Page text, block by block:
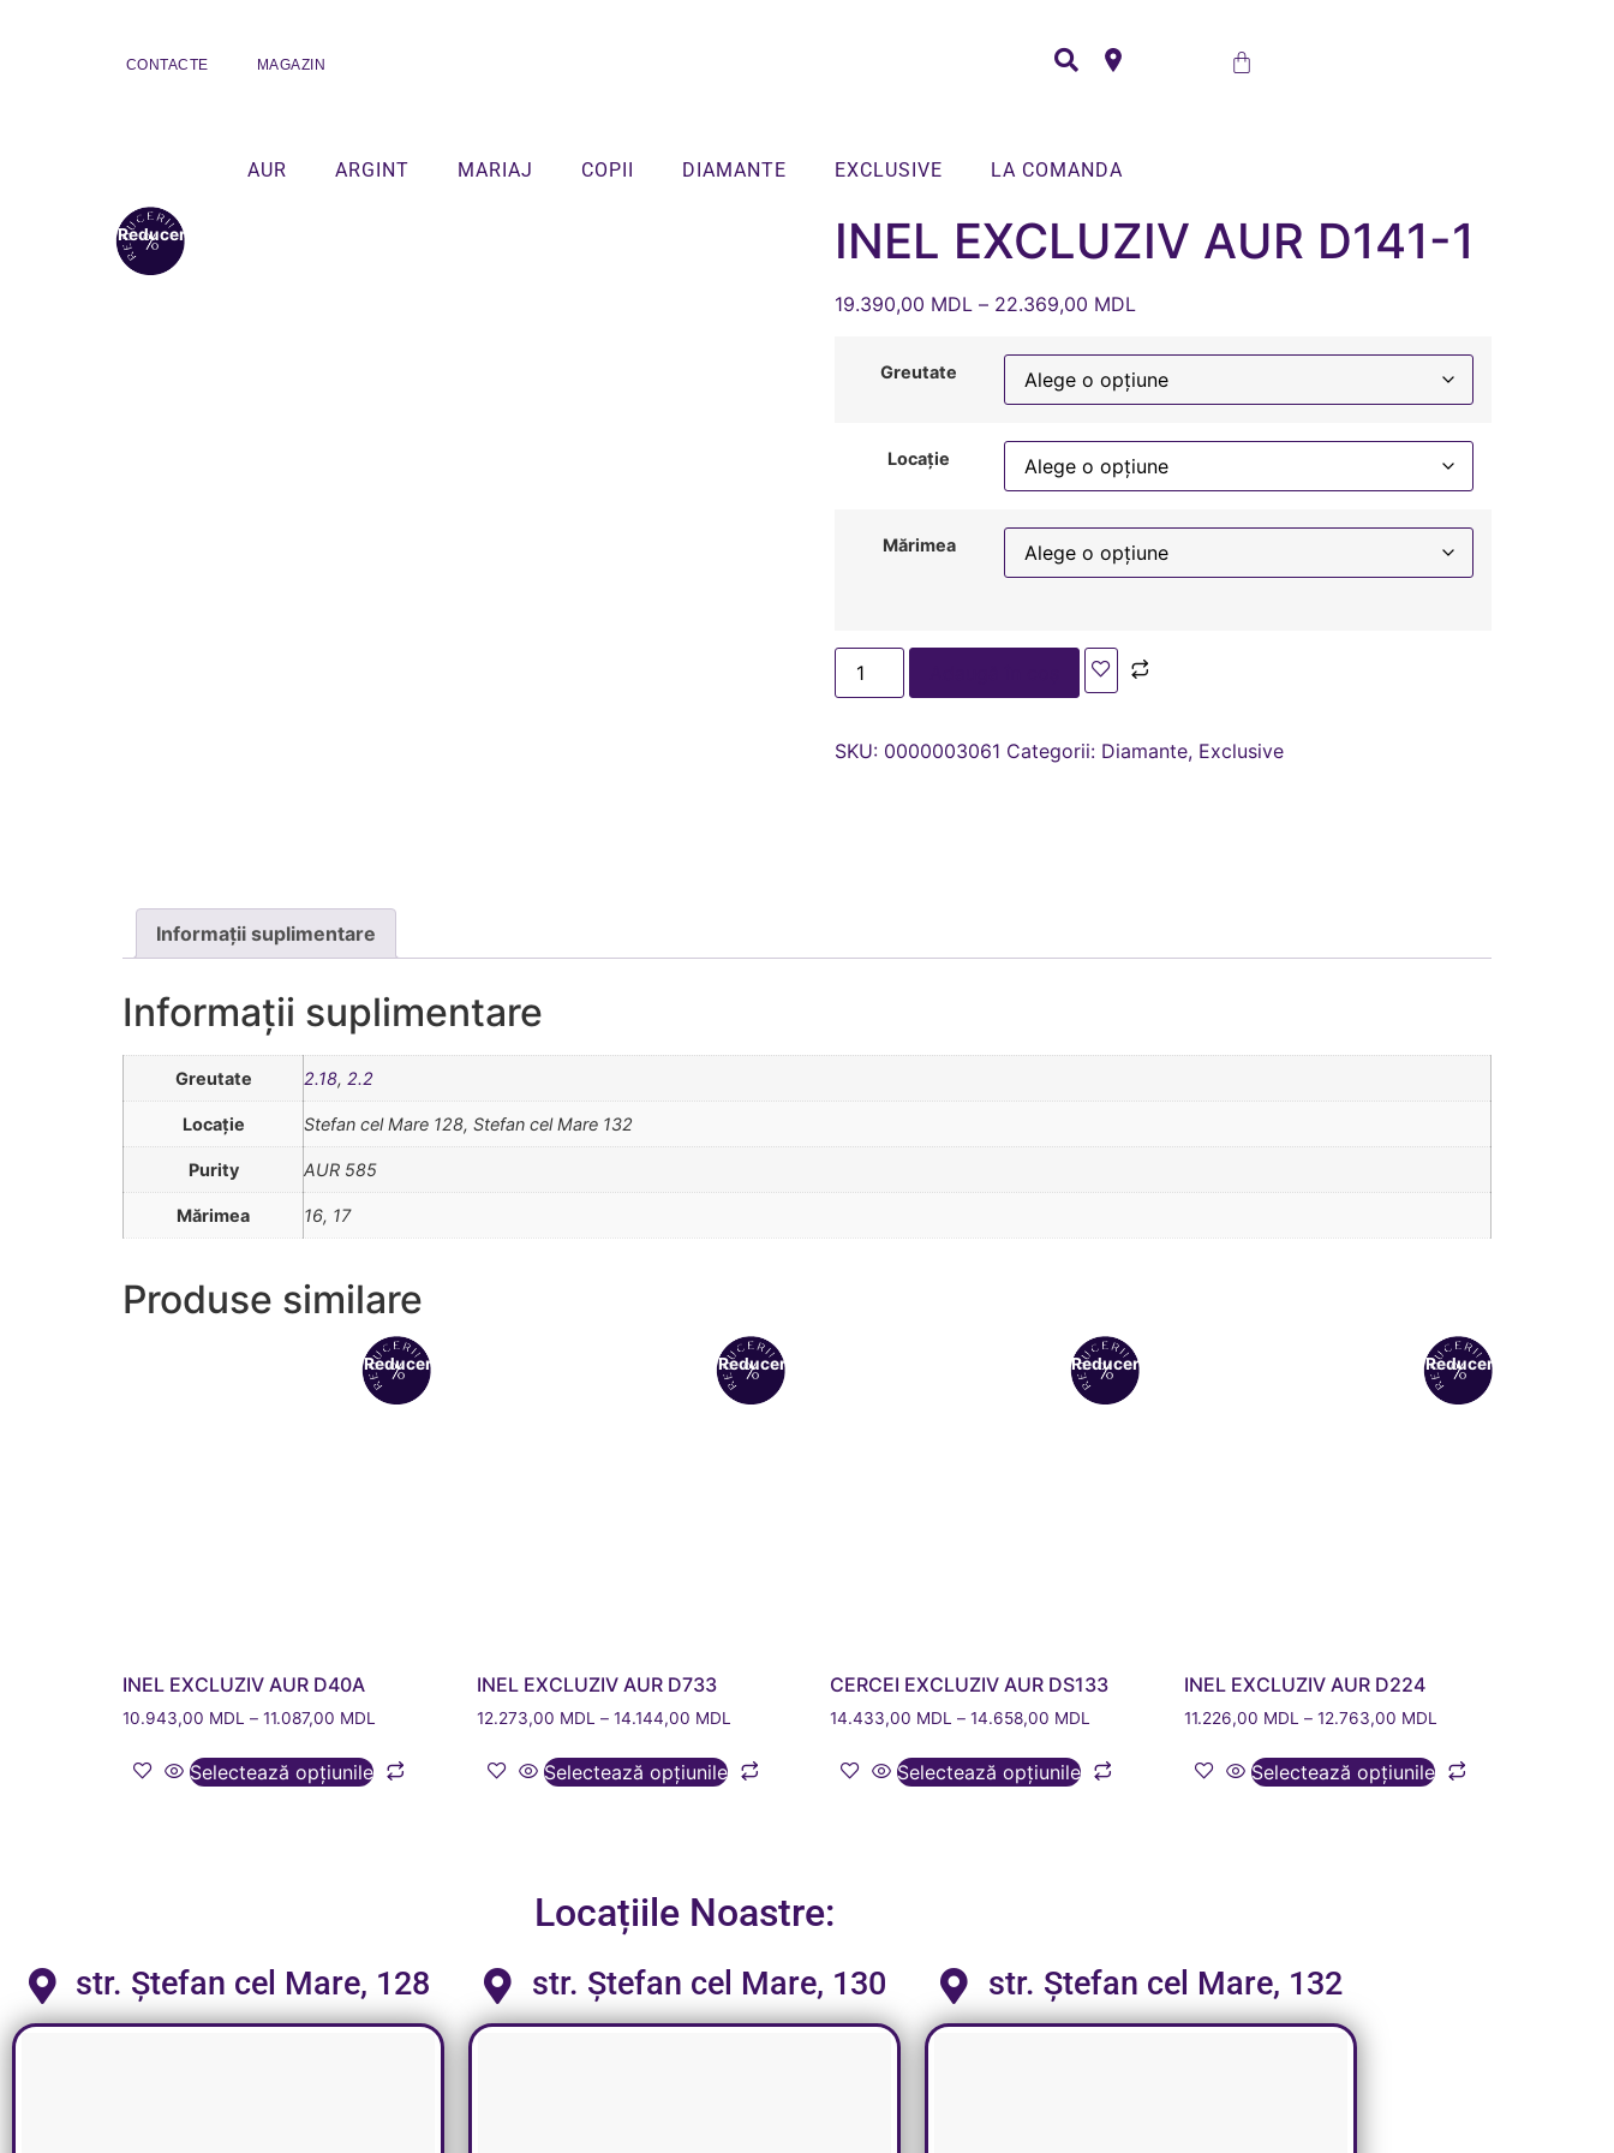
CONTACTE MAGAZIN
AUR ARGINT MARIAJ COPII DIAMANTE EXCLUSIVE LA COMANDA
Reduceri! INEL EXCLUZIV AUR D141-1
19.390,00 MDL – 22.369,00 MDL
Greutate
Locație
Mărimea
SKU: 0000003061 Categorii: Diamante, Exclusive
Informații suplimentare
Informații suplimentare
Greutate 2.18, 2.2
Locație Stefan cel Mare 128, Stefan cel Mare 132
Purity AUR 585
Mărimea 16, 17
Produse similare
Reduceri!
INEL EXCLUZIV AUR D40A
10.943,00 MDL – 11.087,00 MDL
Selectează opțiunile
Reduceri!
INEL EXCLUZIV AUR D733
12.273,00 MDL – 14.144,00 MDL
Selectează opțiunile
Reduceri!
CERCEI EXCLUZIV AUR DS133
14.433,00 MDL – 14.658,00 MDL
Selectează opțiunile
Reduceri!
INEL EXCLUZIV AUR D224
11.226,00 MDL – 12.763,00 MDL
Selectează opțiunile
Locațiile Noastre:
str. Ștefan cel Mare, 128 str. Ștefan cel Mare, 130 str. Ștefan cel Mare, 132